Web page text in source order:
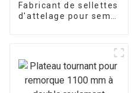
Fabricant de sellettes
d'attelage pour semi-